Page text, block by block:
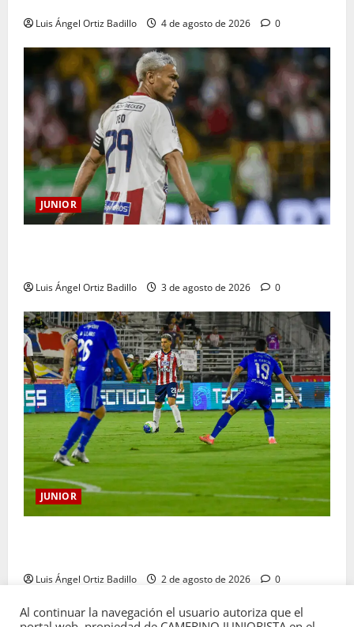
Luis Ángel Ortiz Badillo 4 de agosto de 2026 0
JUNIOR
Luis Ángel Ortiz Badillo 3 de agosto de 2026 0
JUNIOR
Luis Ángel Ortiz Badillo 2 de agosto de 2026 0
Al continuar la navegación el usuario autoriza que el